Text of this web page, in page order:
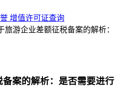
增值许可证查询
旅游企业差额征税备案的解析：
案的解析：是否需要进行